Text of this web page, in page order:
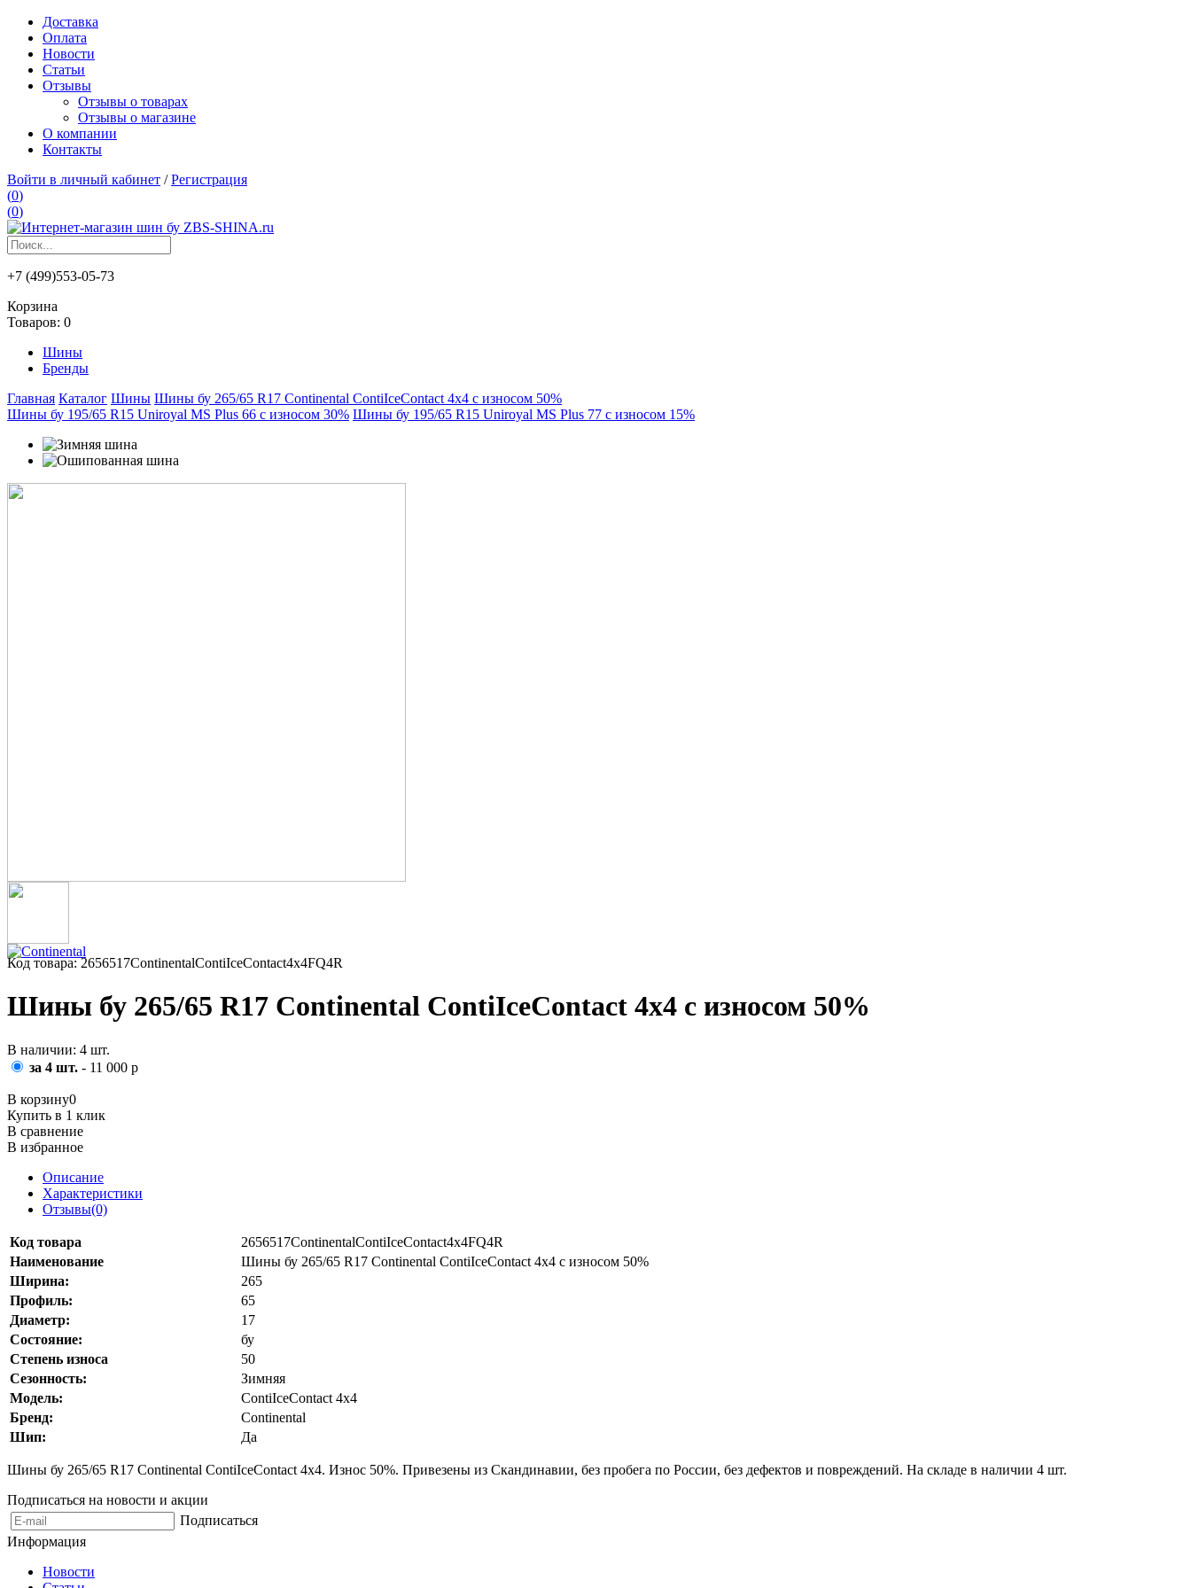
Доставка
Оплата
Новости
Статьи
Отзывы
Отзывы о товарах
Отзывы о магазине
О компании
Контакты
Войти в личный кабинет /Регистрация
(0)
(0)
+7 (499)553-05-73
Корзина
Товаров: 0
Шины
Бренды
Главная Каталог Шины Шины бу 265/65 R17 Continental ContiIceContact 4x4 с износом 50%
Шины бу 195/65 R15 Uniroyal MS Plus 66 с износом 30% Шины бу 195/65 R15 Uniroyal MS Plus 77 с износом 15%
Код товара: 2656517ContinentalContiIceContact4x4FQ4R
Шины бу 265/65 R17 Continental ContiIceContact 4x4 с износом 50%
В наличии: 4 шт.
за 4 шт. - 11 000 р
В корзину0
Купить в 1 клик
В сравнение
В избранное
Описание
Характеристики
Отзывы(0)
Код товара
2656517ContinentalContiIceContact4x4FQ4R
Наименование
Шины бу 265/65 R17 Continental ContiIceContact 4x4 с износом 50%
Ширина:
265
Профиль:
65
Диаметр:
17
Состояние:
бу
Степень износа
50
Сезонность:
Зимняя
Модель:
ContiIceContact 4x4
Бренд:
Continental
Шип:
Да
Шины бу 265/65 R17 Continental ContiIceContact 4x4. Износ 50%. Привезены из Скандинавии, без пробега по России, без дефектов и повреждений. На складе в наличии 4 шт.
Подписаться на новости и акции
Подписаться
Информация
Новости